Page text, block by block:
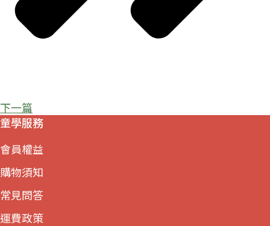
下一篇
童學服務
會員權益
購物須知
常見問答
運費政策